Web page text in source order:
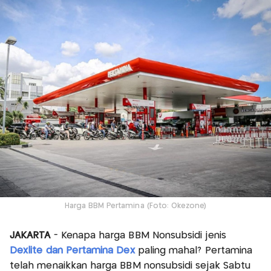
Harga BBM Pertamina (Foto: Okezone)
JAKARTA- Kenapa harga BBM Nonsubsidi jenis
Dexlite dan Pertamina Dexpaling mahal? Pertamina
telah menaikkan harga BBM nonsubsidi sejak Sabtu